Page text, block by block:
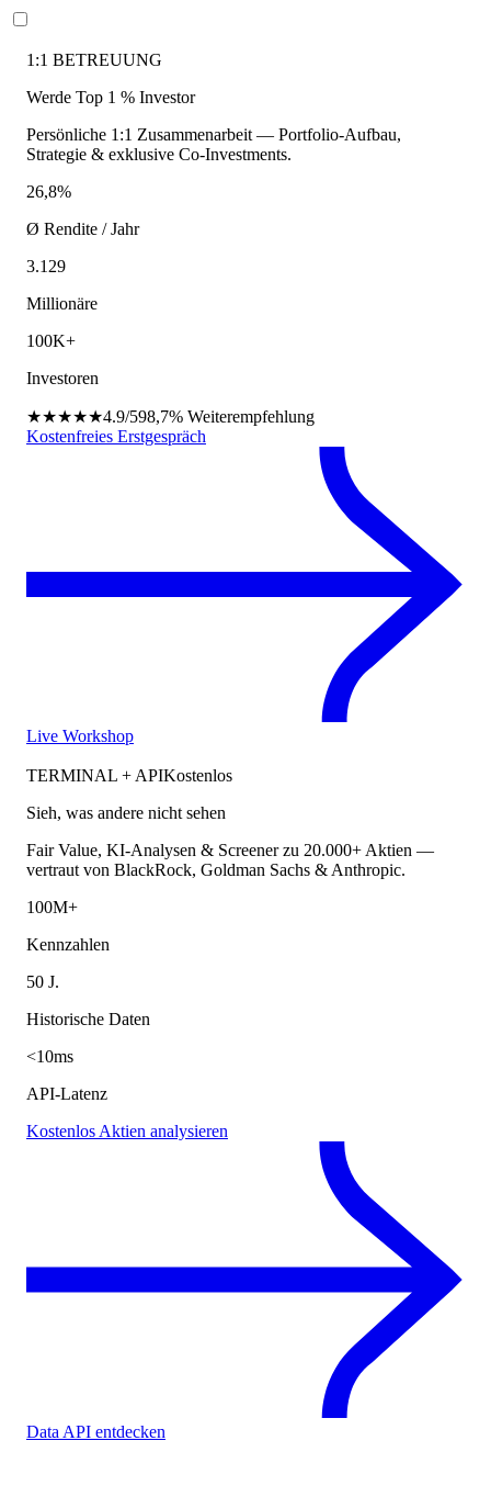
1:1 BETREUUNG
Werde Top 1 % Investor
Persönliche 1:1 Zusammenarbeit — Portfolio-Aufbau,
Strategie & exklusive Co-Investments.
26,8%
Ø Rendite / Jahr
3.129
Millionäre
100K+
Investoren
★★★★★4.9/598,7% Weiterempfehlung
Kostenfreies Erstgespräch
Live Workshop
TERMINAL + APIKostenlos
Sieh, was andere nicht sehen
Fair Value, KI-Analysen & Screener zu 20.000+ Aktien —
vertraut von BlackRock, Goldman Sachs & Anthropic.
100M+
Kennzahlen
50 J.
Historische Daten
<10ms
API-Latenz
Kostenlos Aktien analysieren
Data API entdecken